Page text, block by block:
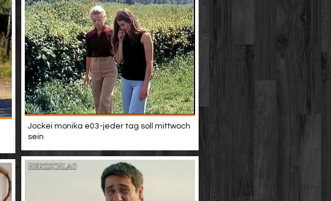
Jockei monika e03-jeder tag soll mittwoch
sein